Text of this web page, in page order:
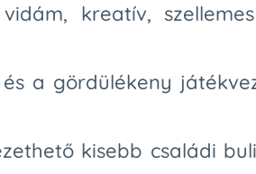
kreatív,
a gördülékeny
kisebb családi